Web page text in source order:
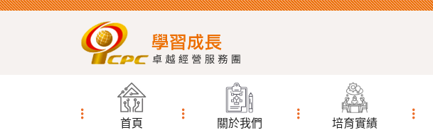
首頁 關於我們 培育實績